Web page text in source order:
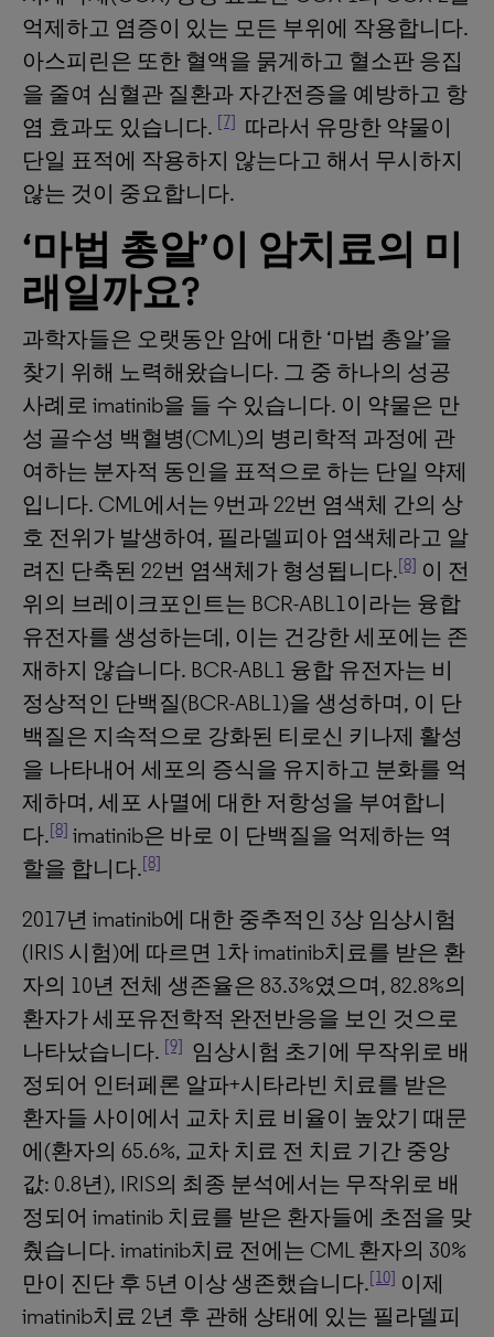
억제하고 염증이 있는 모든 부위에 작용합니다.
아스피린은 또한 혈액을 묽게하고 혈소판 응집
을 줄여 심혈관 질환과 자간전증을 예방하고 항
염 효과도 있습니다. [7] 따라서 유망한 약물이
단일 표적에 작용하지 않는다고 해서 무시하지
않는 것이 중요합니다.
‘마법 총알’이 암치료의 미
래일까요?
과학자들은 오랫동안 암에 대한 ‘마법 총알’을
찾기 위해 노력해왔습니다. 그 중 하나의 성공
사례로 imatinib을 들 수 있습니다. 이 약물은 만
성 골수성 백혈병(CML)의 병리학적 과정에 관
여하는 분자적 동인을 표적으로 하는 단일 약제
입니다. CML에서는 9번과 22번 염색체 간의 상
호 전위가 발생하여, 필라델피아 염색체라고 알
려진 단축된 22번 염색체가 형성됩니다.[8] 이 전
위의 브레이크포인트는 BCR-ABL1이라는 융합
유전자를 생성하는데, 이는 건강한 세포에는 존
재하지 않습니다. BCR-ABL1 융합 유전자는 비
정상적인 단백질(BCR-ABL1)을 생성하며, 이 단
백질은 지속적으로 강화된 티로신 키나제 활성
을 나타내어 세포의 증식을 유지하고 분화를 억
제하며, 세포 사멸에 대한 저항성을 부여합니
다.[8] imatinib은 바로 이 단백질을 억제하는 역
할을 합니다.[8]
2017년 imatinib에 대한 중추적인 3상 임상시험
(IRIS 시험)에 따르면 1차 imatinib치료를 받은 환
자의 10년 전체 생존율은 83.3%였으며, 82.8%의
환자가 세포유전학적 완전반응을 보인 것으로
나타났습니다. [9] 임상시험 초기에 무작위로 배
정되어 인터페론 알파+시타라빈 치료를 받은
환자들 사이에서 교차 치료 비율이 높았기 때문
에(환자의 65.6%, 교차 치료 전 치료 기간 중앙
값: 0.8년), IRIS의 최종 분석에서는 무작위로 배
정되어 imatinib 치료를 받은 환자들에 초점을 맞
췄습니다. imatinib치료 전에는 CML 환자의 30%
만이 진단 후 5년 이상 생존했습니다.[10] 이제
imatinib치료 2년 후 관해 상태에 있는 필라델피